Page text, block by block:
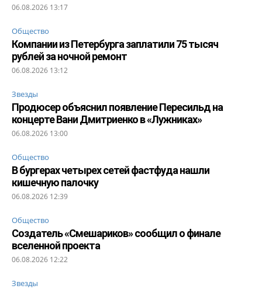
06.08.2026 13:17
Общество
Компании из Петербурга заплатили 75 тысяч
рублей за ночной ремонт
06.08.2026 13:12
Звезды
Продюсер объяснил появление Пересильд на
концерте Вани Дмитриенко в «Лужниках»
06.08.2026 13:00
Общество
В бургерах четырех сетей фастфуда нашли
кишечную палочку
06.08.2026 12:39
Общество
Создатель «Смешариков» сообщил о финале
вселенной проекта
06.08.2026 12:22
Звезды